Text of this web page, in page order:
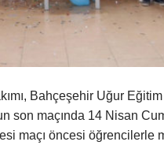
Bahçeşehir Uğur Eğitim
son maçında 14 Nisan
maçı öncesi öğrencilerle